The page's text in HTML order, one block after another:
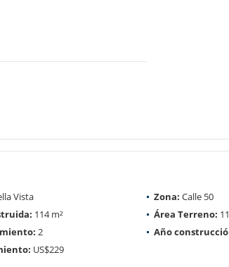
Vista Zona: Calle 50
114 m² Área Terreno:
2 Año
US$229